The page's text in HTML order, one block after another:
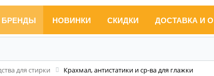
БРЕНДЫ НОВИНКИ СКИДКИ ДОСТАВКА И
для стирки Крахмал, антистатики и ср-ва для глажки